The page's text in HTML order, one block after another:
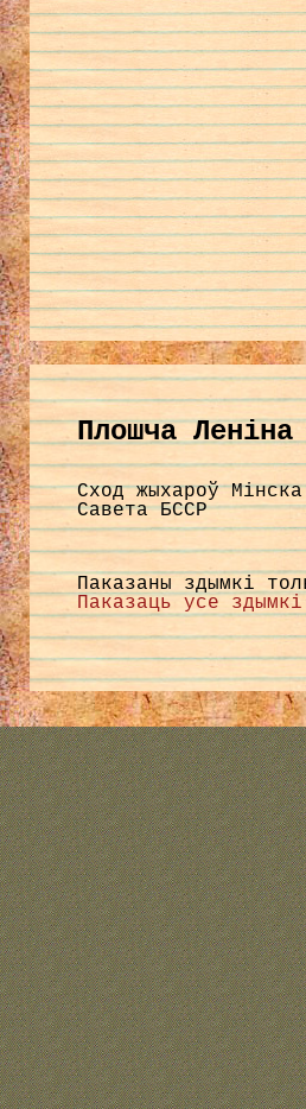
Плошча Леніна
Сход жыхароў
Савета БССР
Паказаны здымкі
Паказаць усе здымкі